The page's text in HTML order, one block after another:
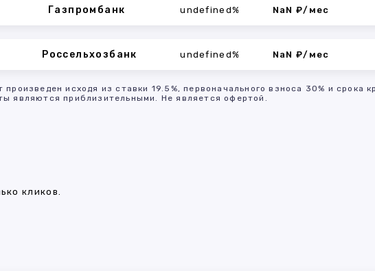
Газпромбанк undefined% NaN ₽/мес
Россельхозбанк undefined% NaN ₽/мес
произведен исходя из ставки 19.5%, первоначального взноса 30% и срока
являются приблизительными. Не является офертой.
кликов.